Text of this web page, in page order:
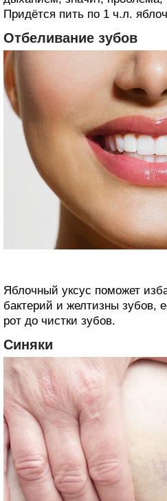
Придётся пить по 1 ч.л.
Отбеливание зубов
Яблочный уксус поможет
бактерий и желтизны зубов,
рот до чистки зубов.
Синяки